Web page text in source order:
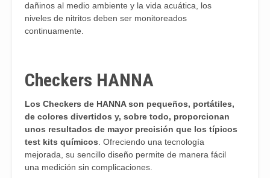
dañinos al medio ambiente y la vida acuática, los
niveles de nitritos deben ser monitoreados
continuamente.
Checkers HANNA
Los Checkers de HANNA son pequeños, portátiles,
de colores divertidos y, sobre todo, proporcionan
unos resultados de mayor precisión que los típicos
test kits químicos . Ofreciendo una tecnología
mejorada, su sencillo diseño permite de manera fácil
una medición sin complicaciones.